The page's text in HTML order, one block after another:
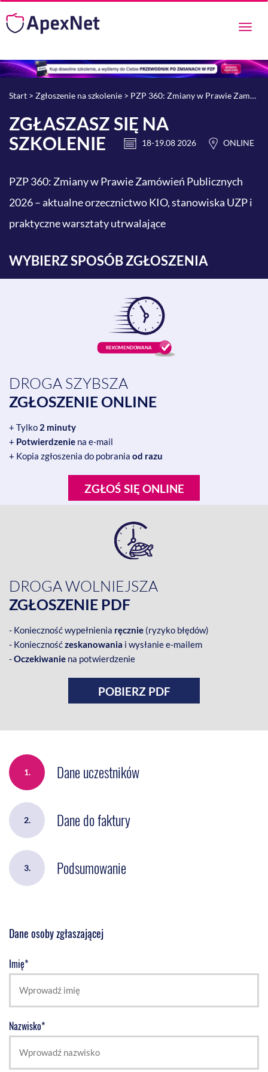
Start > Zgłoszenie na szkolenie > PZP 360: Zmiany w Prawie Zamówień Publicznych 2026 – aktualne orzecznictwo KIO, stanowiska UZP i praktyczne warsztaty utrwalające
ZGŁASZASZ SIĘ NA
SZKOLENIE
18-19.08 2026 ONLINE
PZP 360: Zmiany w Prawie Zamówień Publicznych
2026 – aktualne orzecznictwo KIO, stanowiska UZP i
praktyczne warsztaty utrwalające
WYBIERZ SPOSÓB ZGŁOSZENIA
DROGA SZYBSZA
ZGŁOSZENIE ONLINE
+ Tylko 2 minuty
+ Potwierdzenie na e-mail
+ Kopia zgłoszenia do pobrania od razu
ZGŁOŚ SIĘ ONLINE
DROGA WOLNIEJSZA
ZGŁOSZENIE PDF
- Konieczność wypełnienia ręcznie (ryzyko błędów)
- Koniecznośćzeskanowania i wysłanie e-mailem
-Oczekiwanie na potwierdzenie
POBIERZ PDF
1. Dane uczestników
2. Dane do faktury
3. Podsumowanie
Dane osoby zgłaszającej
Imię*
Nazwisko*